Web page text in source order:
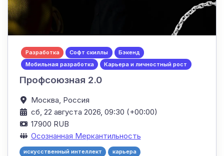
Разработка Софт скиллы
Бэкенд
Мобильная разработка
Карьера и личностный рост
Профсоюзная 2.0
Москва, Россия
сб, 22 августа 2026, 09:30 (+00:00)
17900 RUB
Осознанная Меркантильность
искусственный интеллект
карьера